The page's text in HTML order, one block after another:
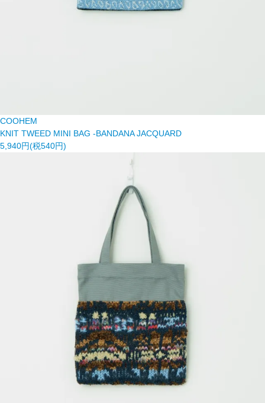
COOHEM
KNIT TWEED MINI BAG -BANDANA JACQUARD
5,940円(税540円)